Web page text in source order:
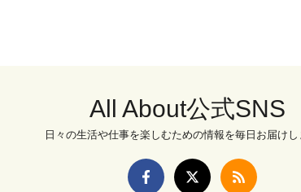
All About公式SNS
日々の生活や仕事を楽しむための情報を毎日お届けし